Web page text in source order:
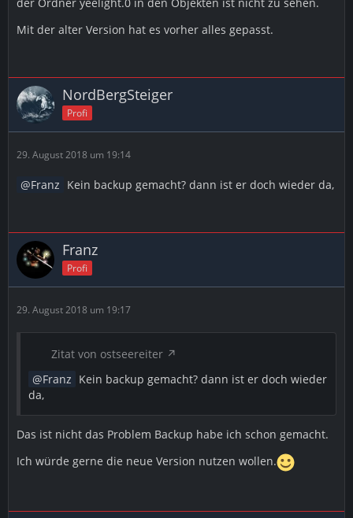
Mit der alter Version hat es vorher alles gepasst.
NordBergSteiger
Profi
29. August 2018 um 19:14
Franz Kein backup gemacht? dann ist er doch wieder da,
Franz
Profi
29. August 2018 um 19:17
Zitat von ostseereiter
Franz Kein backup gemacht? dann ist er doch wieder
da,
Das ist nicht das Problem Backup habe ich schon gemacht.
Ich würde gerne die neue Version nutzen wollen.